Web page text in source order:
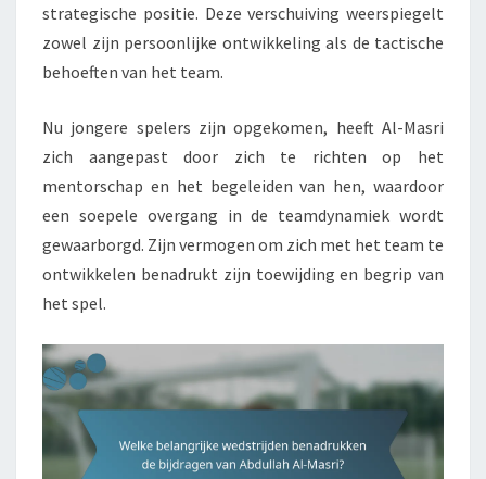
strategische positie. Deze verschuiving weerspiegelt
zowel zijn persoonlijke ontwikkeling als de tactische
behoeften van het team.
Nu jongere spelers zijn opgekomen, heeft Al-Masri
zich aangepast door zich te richten op het
mentorschap en het begeleiden van hen, waardoor
een soepele overgang in de teamdynamiek wordt
gewaarborgd. Zijn vermogen om zich met het team te
ontwikkelen benadrukt zijn toewijding en begrip van
het spel.